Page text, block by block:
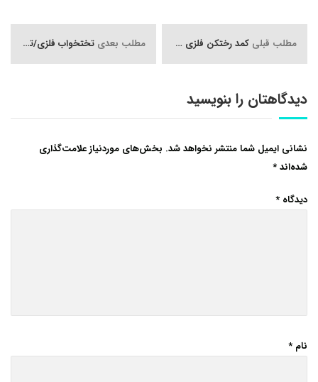
مطلب قبلی کمد رختکن فلزی چهار درب/کمد رختکن کارگری/کمد رختکن فلزی مطلب بعدی تختخواب فلزی/تختخواب فلزی یک طبقه/تختخواب فلزی دو طبقه
دیدگاهتان را بنویسید
نشانی ایمیل شما منتشر نخواهد شد. بخش‌های موردنیاز علامت‌گذاری
شده‌اند*
دیدگاه *
نام *